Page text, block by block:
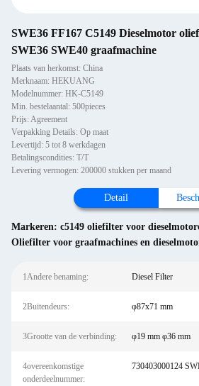
SWE36 FF167 C5149 Dieselmotor
SWE36 SWE40 graafmachine
Plaats van herkomst: China
Merknaam: HEKUANG
Modelnummer: HK-C5149
Min. bestelaantal: 500pieces
Prijs: Agreement
Verpakking Details: Op maat
Levertijd: 5 tot 8 werkdagen
Betalingscondities: T/T
Levering vermogen: 200000 stukken per maand
Detail
Markeren: c5149 oliefilter voor
Oliefilter voor graafmachines en
1Andere benaming: Diesel Filter
2Buitendeurs: φ87x71 mm
3Grootte van de verbinding: φ19 mm φ36 mm
4overeenkomstige
onderdeelnummer:
730403000124